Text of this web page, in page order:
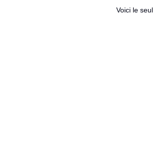
Voici le